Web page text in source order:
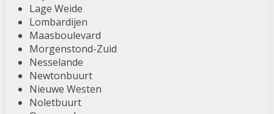
Lage Weide
Lombardijen
Maasboulevard
Morgenstond-Zuid
Nesselande
Newtonbuurt
Nieuwe Westen
Noletbuurt